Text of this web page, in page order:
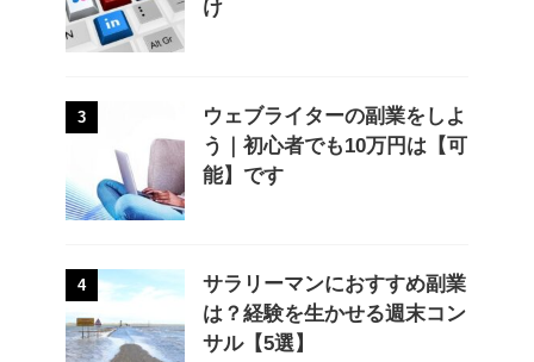
け
3
ウェブライターの副業をしよ
う｜初心者でも10万円は【可
能】です
4
サラリーマンにおすすめ副業
は？経験を生かせる週末コン
サル【5選】